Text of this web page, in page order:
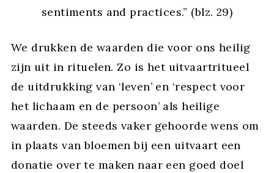
sentiments and practices.” (blz. 29)
We drukken de waarden die voor ons heilig
zijn uit in rituelen. Zo is het uitvaartritueel
de uitdrukking van ‘leven’ en ‘respect voor
het lichaam en de persoon’ als heilige
waarden. De steeds vaker gehoorde wens om
in plaats van bloemen bij een uitvaart een
donatie over te maken naar een goed doel